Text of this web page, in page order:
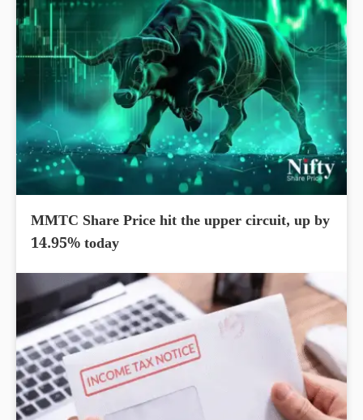
MMTC Share Price hit the upper circuit, up by
14.95% today